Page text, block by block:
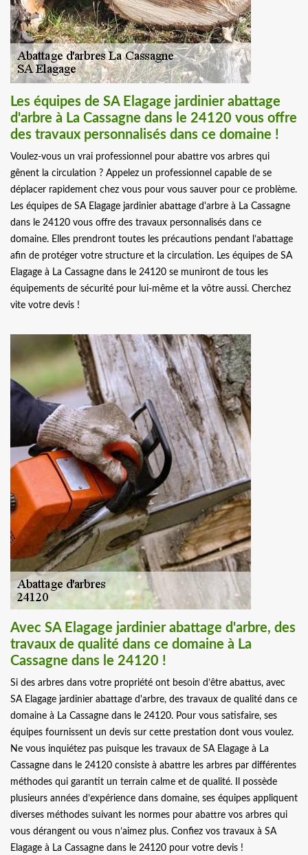
Les équipes de SA Elagage jardinier abattage
d'arbre à La Cassagne dans le 24120 vous offre
des travaux personnalisés dans ce domaine !
Voulez-vous un vrai professionnel pour abattre vos arbres qui
gênent la circulation ? Appelez un professionnel capable de se
déplacer rapidement chez vous pour vous sauver pour ce problème.
Les équipes de SA Elagage jardinier abattage d'arbre à La Cassagne
dans le 24120 vous offre des travaux personnalisés dans ce
domaine. Elles prendront toutes les précautions pendant l’abattage
afin de protéger votre structure et la circulation. Les équipes de SA
Elagage à La Cassagne dans le 24120 se muniront de tous les
équipements de sécurité pour lui-même et la vôtre aussi. Cherchez
vite votre devis !
Avec SA Elagage jardinier abattage d'arbre, des
travaux de qualité dans ce domaine à La
Cassagne dans le 24120 !
Si des arbres dans votre propriété ont besoin d’être abattus, avec
SA Elagage jardinier abattage d'arbre, des travaux de qualité dans ce
domaine à La Cassagne dans le 24120. Pour vous satisfaire, ses
équipes fournissent un devis sur cette prestation dont vous voulez.
Ne vous inquiétez pas puisque les travaux de SA Elagage à La
Cassagne dans le 24120 consiste à abattre les arbres par différentes
méthodes qui garantit un terrain calme et de qualité. Il possède
plusieurs années d’expérience dans domaine, ses équipes appliquent
diverses méthodes suivant les normes pour abattre vos arbres qui
vous dérangent ou vous n’aimez plus. Confiez vos travaux à SA
Elagage à La Cassagne dans le 24120 pour votre devis !